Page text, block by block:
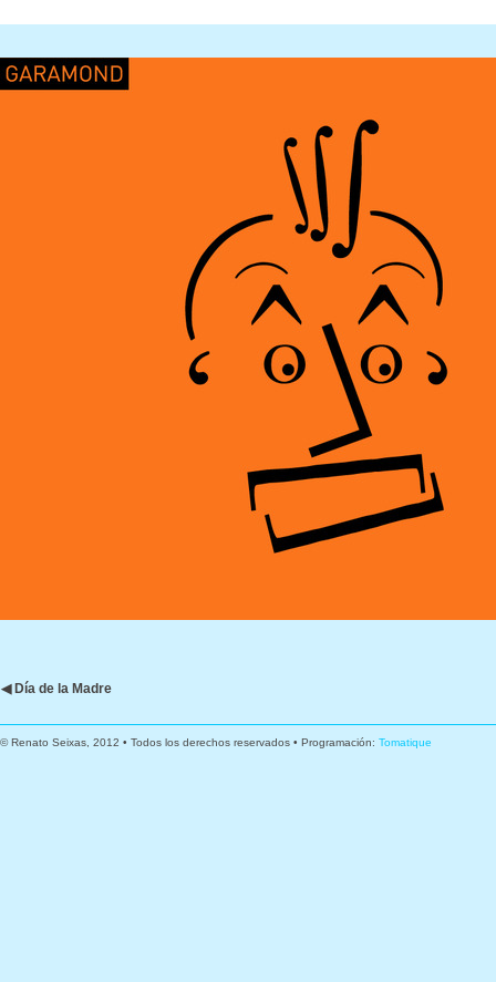
◀ Día de la Madre
© Renato Seixas, 2012 • Todos los derechos reservados • Programación: Tomatique